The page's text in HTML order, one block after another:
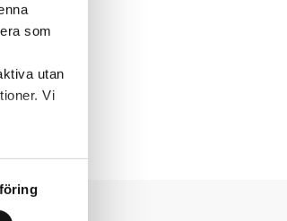
som
utan
Vi
tjänster
dem